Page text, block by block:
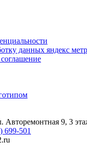
данных яндекс
Авторемонтная 9, 3
699-501